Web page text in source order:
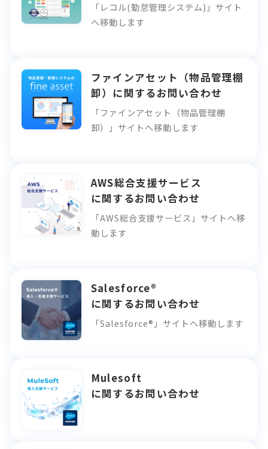
Microsoft365導入支援サービス
クラウド認証基盤ソリューション
「レコル(勤怠管理システム)」サイト
へ移動します
ファインアセット（物品管理棚
卸）に関するお問い合わせ
「ファインアセット（物品管理棚
卸）」サイトへ移動します
AWS総合支援サービス
に関するお問い合わせ
「AWS総合支援サービス」サイトへ移
動します
Salesforce®
に関するお問い合わせ
「Salesforce®」サイトへ移動します
Mulesoft
に関するお問い合わせ